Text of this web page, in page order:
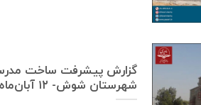
شهرستان شوش- ۱۲ آبان‌ماه ۱۳۹۹